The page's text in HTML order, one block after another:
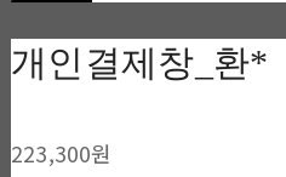
개인결제창_환*
223,300원